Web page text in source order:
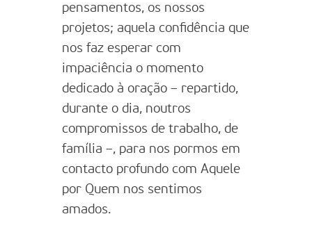
pensamentos, os nossos
projetos; aquela confidência que
nos faz esperar com
impaciência o momento
dedicado à oração – repartido,
durante o dia, noutros
compromissos de trabalho, de
família –, para nos pormos em
contacto profundo com Aquele
por Quem nos sentimos
amados.